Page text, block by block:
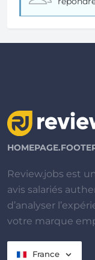
Review.jobs est
avis salariés
d’analyser
votre marque
France